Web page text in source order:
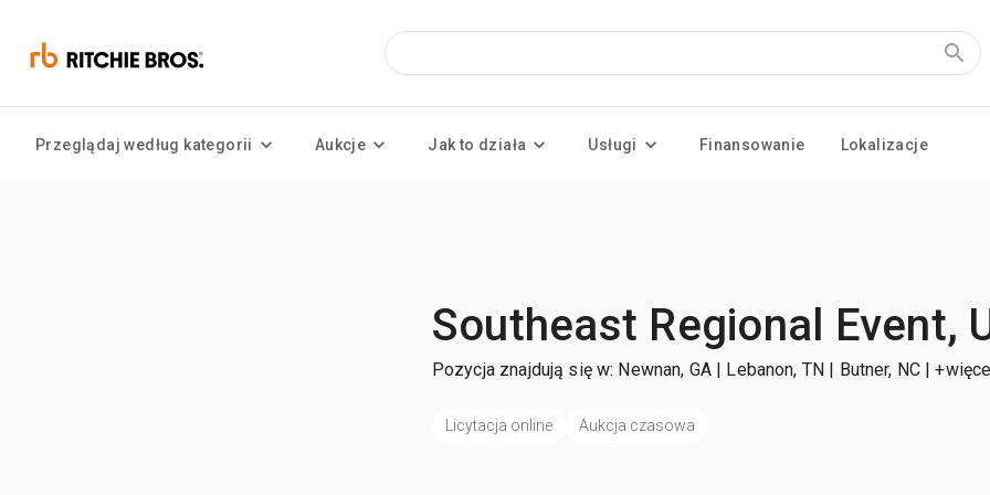
Przeglądaj według kategorii Aukcje Jak to działa Usługi Finansowanie Lokalizacje
Southeast Regional Event,
Pozycja znajdują się w: Newnan, GA | Lebanon, TN | Butner, NC |
Licytacja online Aukcja czasowa